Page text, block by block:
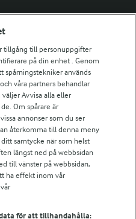
tillgång till personuppgifter
på din enhet . Genom
spårningstekniker används
våra partners behandlar
Avvisa alla eller
Om spårare är
annonser som du ser
återkomma till denna meny
samtycke när som helst
längst ned på webbsidan
till vänster på webbsidan,
ha effekt inom vår
för att tillhandahålla: